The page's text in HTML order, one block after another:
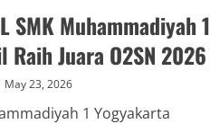
SMK Muhammadiyah 1
Juara O2SN 2026
May 23, 2026
1 Yogyakarta